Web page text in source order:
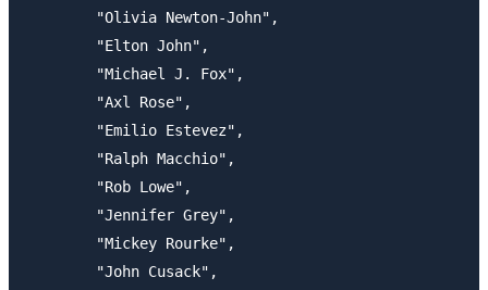
        "Olivia Newton-John",
        "Elton John",
        "Michael J. Fox",
        "Axl Rose",
        "Emilio Estevez",
        "Ralph Macchio",
        "Rob Lowe",
        "Jennifer Grey",
        "Mickey Rourke",
        "John Cusack",